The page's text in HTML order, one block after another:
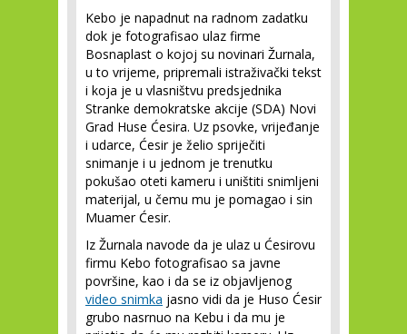
Kebo je napadnut na radnom zadatku
dok je fotografisao ulaz firme
Bosnaplast o kojoj su novinari Žurnala,
u to vrijeme, pripremali istraživački tekst
i koja je u vlasništvu predsjednika
Stranke demokratske akcije (SDA) Novi
Grad Huse Ćesira. Uz psovke, vrijeđanje
i udarce, Ćesir je želio spriječiti
snimanje i u jednom je trenutku
pokušao oteti kameru i uništiti snimljeni
materijal, u čemu mu je pomagao i sin
Muamer Ćesir.
Iz Žurnala navode da je ulaz u Ćesirovu
firmu Kebo fotografisao sa javne
površine, kao i da se iz objavljenog
video snimka jasno vidi da je Huso Ćesir
grubo nasrnuo na Kebu i da mu je